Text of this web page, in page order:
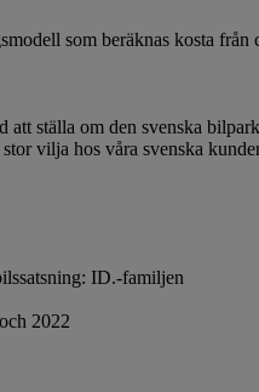
som beräknas kosta från
ställa om den svenska
hos våra svenska
ID.-familjen
2022